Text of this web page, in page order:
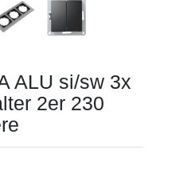
ALU si/sw 3x
2er 230